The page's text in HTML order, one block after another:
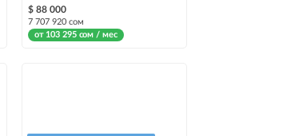
$ 88 000
7 707 920 сом
от 103 295 сом / мес